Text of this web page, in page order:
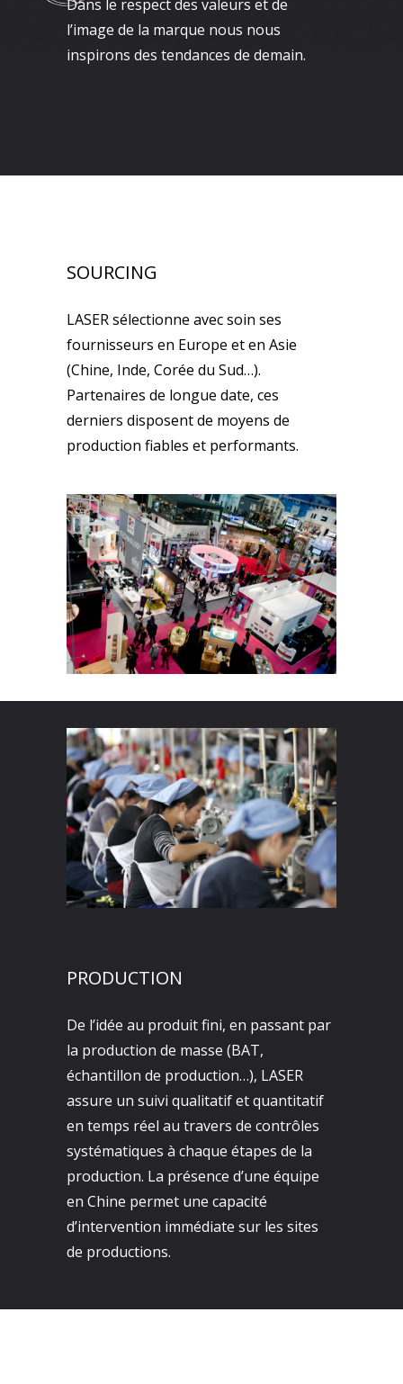
Dans le respect des valeurs et de
l’image de la marque nous nous
inspirons des tendances de demain.
SOURCING
LASER sélectionne avec soin ses
fournisseurs en Europe et en Asie
(Chine, Inde, Corée du Sud…).
Partenaires de longue date, ces
derniers disposent de moyens de
production fiables et performants.
PRODUCTION
De l’idée au produit fini, en passant par
la production de masse (BAT,
échantillon de production…), LASER
assure un suivi qualitatif et quantitatif
en temps réel au travers de contrôles
systématiques à chaque étapes de la
production. La présence d’une équipe
en Chine permet une capacité
d’intervention immédiate sur les sites
de productions.